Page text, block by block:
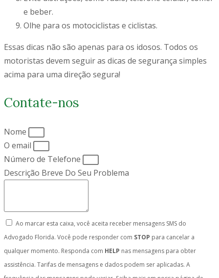
e beber.
Olhe para os motociclistas e ciclistas.
Essas dicas não são apenas para os idosos. Todos os
motoristas devem seguir as dicas de segurança simples
acima para uma direção segura!
Contate-nos
Nome
O email
Número de Telefone
Descrição Breve Do Seu Problema
Ao marcar esta caixa, você aceita receber mensagens SMS do
Advogado Florida. Você pode responder com STOP para cancelar a
qualquer momento. Responda com HELP nas mensagens para obter
assistência. Tarifas de mensagens e dados podem ser aplicadas. A